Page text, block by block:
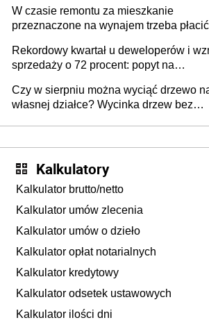
W czasie remontu za mieszkanie
przeznaczone na wynajem trzeba płacić
realizuje w nim potrzeb mieszkaniowych
Rekordowy kwartał u deweloperów i
sprzedaży o 72 procent: popyt na
Czy w sierpniu można wyciąć drzewo
własnej działce? Wycinka drzew bez
Kalkulatory
Kalkulator brutto/netto
Kalkulator umów zlecenia
Kalkulator umów o dzieło
Kalkulator opłat notarialnych
Kalkulator kredytowy
Kalkulator odsetek ustawowych
Kalkulator ilości dni